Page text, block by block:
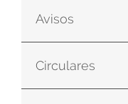
Avisos
Circulares